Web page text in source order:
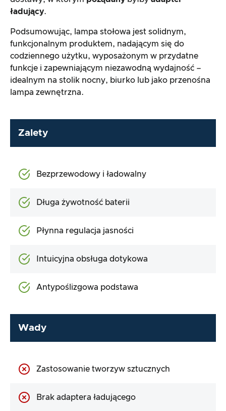
ładujący.
Podsumowując, lampa stołowa jest solidnym,
funkcjonalnym produktem, nadającym się do
codziennego użytku, wyposażonym w przydatne
funkcje i zapewniającym niezawodną wydajność –
idealnym na stolik nocny, biurko lub jako przenośna
lampa zewnętrzna.
Zalety
Bezprzewodowy i ładowalny
Długa żywotność baterii
Płynna regulacja jasności
Intuicyjna obsługa dotykowa
Antypoślizgowa podstawa
Wady
Zastosowanie tworzyw sztucznych
Brak adaptera ładującego